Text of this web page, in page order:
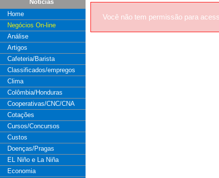
Notícias
Home
Negócios On-line
Análise
Artigos
Cafeteria/Barista
Classificados/empregos
Clima
Colômbia/Honduras
Cooperativas/CNC/CNA
Cotações
Cursos/Concursos
Custos
Doenças/Pragas
EL Niño e La Niña
Economia
Você não tem permissão para